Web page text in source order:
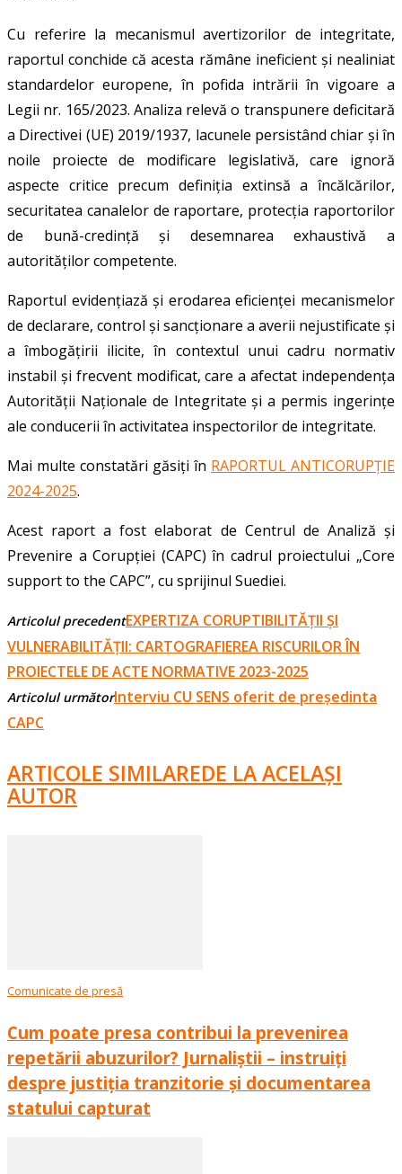
Cu referire la mecanismul avertizorilor de integritate,
raportul conchide că acesta rămâne ineficient și nealiniat
standardelor europene, în pofida intrării în vigoare a
Legii nr. 165/2023. Analiza relevă o transpunere deficitară
a Directivei (UE) 2019/1937, lacunele persistând chiar și în
noile proiecte de modificare legislativă, care ignoră
aspecte critice precum definiția extinsă a încălcărilor,
securitatea canalelor de raportare, protecția raportorilor
de bună-credință și desemnarea exhaustivă a
autorităților competente.
Raportul evidențiază și erodarea eficienței mecanismelor
de declarare, control și sancționare a averii nejustificate și
a îmbogățirii ilicite, în contextul unui cadru normativ
instabil și frecvent modificat, care a afectat independența
Autorității Naționale de Integritate și a permis ingerințe
ale conducerii în activitatea inspectorilor de integritate.
Mai multe constatări găsiți în RAPORTUL ANTICORUPȚIE
2024-2025.
Acest raport a fost elaborat de Centrul de Analiză și
Prevenire a Corupției (CAPC) în cadrul proiectului „Core
support to the CAPC”, cu sprijinul Suediei.
Articolul precedentEXPERTIZA CORUPTIBILITĂȚII ȘI
VULNERABILITĂȚII: CARTOGRAFIEREA RISCURILOR ÎN
PROIECTELE DE ACTE NORMATIVE 2023-2025
Articolul următorInterviu CU SENS oferit de președinta
CAPC
ARTICOLE SIMILAREDE LA ACELAȘI
AUTOR
Comunicate de presă
Cum poate presa contribui la prevenirea
repetării abuzurilor? Jurnaliștii – instruiți
despre justiția tranzitorie și documentarea
statului capturat